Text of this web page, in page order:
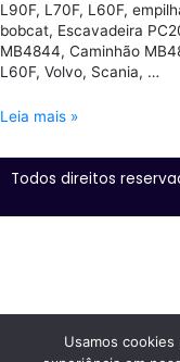
L90F, L70F, L60F,
bobcat, Escavadeira
MB4844, Caminhão
L60F, Volvo, Scania, …
Leia mais »
Todos direitos
Usamos